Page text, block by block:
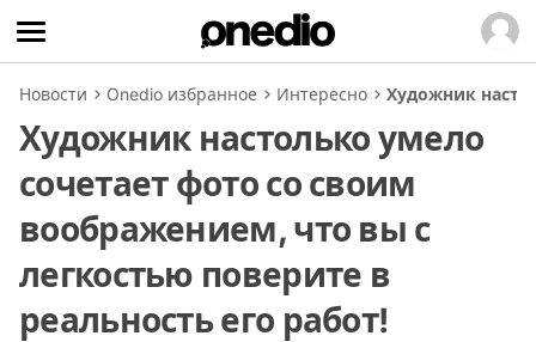
Новости Onedio избранное Интересно Художник
Художник настолько умело
сочетает фото со своим
воображением, что вы с
легкостью поверите в
реальность его работ!